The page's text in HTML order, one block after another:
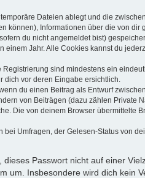
Dateien ablegt und die
können), Informationen über die von dir
du nicht angemeldet bist)
Jahr. Alle Cookies kannst du
sind mindestens ein
dich vor deren Eingabe ersichtlich.
du einen Beitrag als Entwurf
von Beiträgen (dazu zählen Private
Die von deinem Browser übermittelte
Umfragen, der Gelesen-Status von
Passwort nicht auf einer
um. Insbesondere wird dich kein